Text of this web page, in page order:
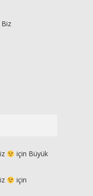
Biz
için Büyük
için